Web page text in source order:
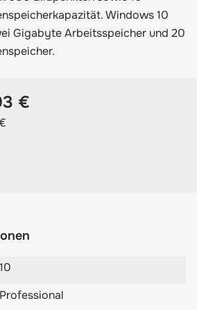
Windows 10
Gigabyte Arbeitsspeicher und 20
€
10
Professional